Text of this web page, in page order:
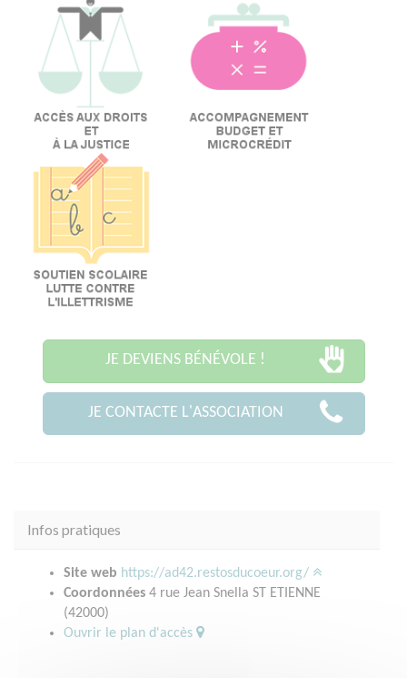
JE DEVIENS BÉNÉVOLE !
JE CONTACTE L'ASSOCIATION
Infos pratiques
Site web https://ad42.restosducoeur.org/
Coordonnées 4 rue Jean Snella ST ETIENNE
(42000)
Ouvrir le plan d'accès